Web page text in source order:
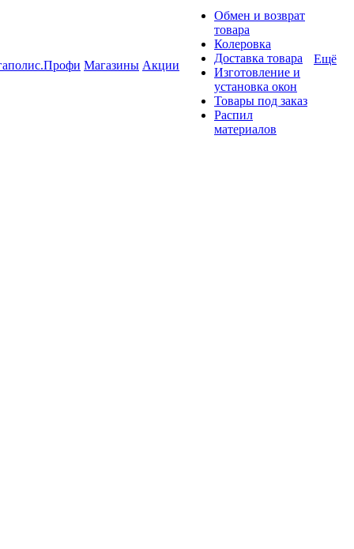
Магазины Акции
Обмен и возврат
товара
Колеровка
Доставка товара
Изготовление и
установка окон
Товары под заказ
Распил
материалов
Ещё